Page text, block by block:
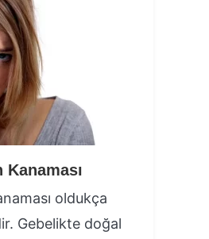
oldukça
Gebelikte doğal